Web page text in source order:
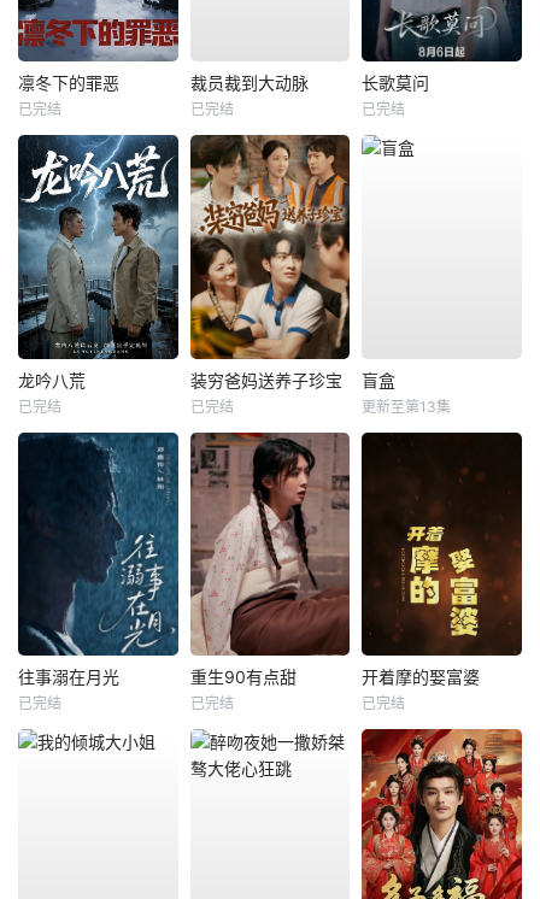
凛冬下的罪恶
已完结
裁员裁到大动脉
已完结
长歌莫问
已完结
龙吟八荒
已完结
装穷爸妈送养子珍宝
已完结
盲盒
更新至第13集
往事溺在月光
已完结
重生90有点甜
已完结
开着摩的娶富婆
已完结